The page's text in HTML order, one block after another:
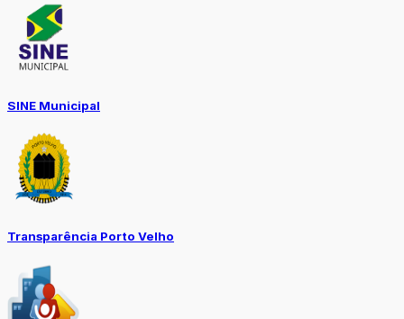
SINE Municipal
Transparência Porto Velho